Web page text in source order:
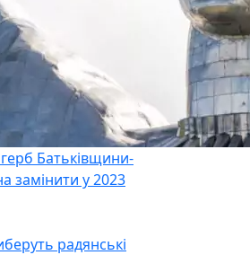
Батьківщини-
замінити у 2023
радянські